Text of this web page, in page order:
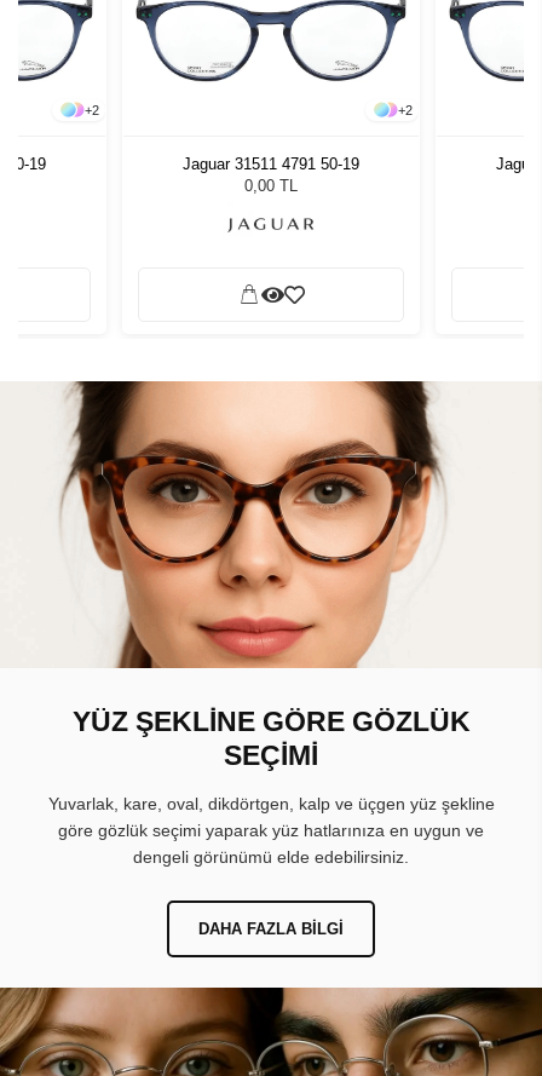
+2
50-19
+2
Jaguar 31511 4791 50-19
0,00 TL
YÜZ ŞEKLİNE GÖRE GÖZLÜK
SEÇİMİ
Yuvarlak, kare, oval, dikdörtgen, kalp ve üçgen yüz şekline
göre gözlük seçimi yaparak yüz hatlarınıza en uygun ve
dengeli görünümü elde edebilirsiniz.
DAHA FAZLA BILGI